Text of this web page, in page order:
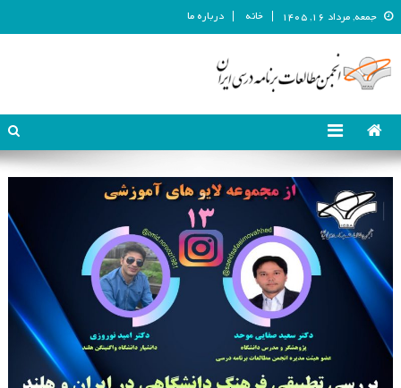
جمعه, مرداد ۱۶, ۱۴۰۵ خانه درباره ما
انجمن مطالعات برنامه درسی ایران